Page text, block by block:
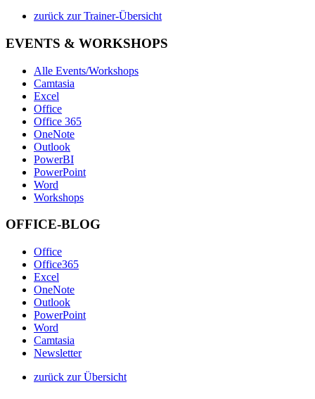
zurück zur Trainer-Übersicht
EVENTS & WORKSHOPS
Alle Events/Workshops
Camtasia
Excel
Office
Office 365
OneNote
Outlook
PowerBI
PowerPoint
Word
Workshops
OFFICE-BLOG
Office
Office365
Excel
OneNote
Outlook
PowerPoint
Word
Camtasia
Newsletter
zurück zur Übersicht